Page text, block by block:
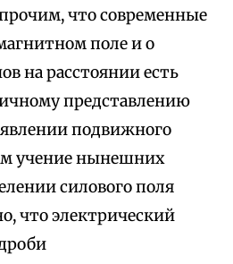
что современные
поле и о
на расстоянии есть
представлению
подвижного
учение нынешних
силового поля
что электрический